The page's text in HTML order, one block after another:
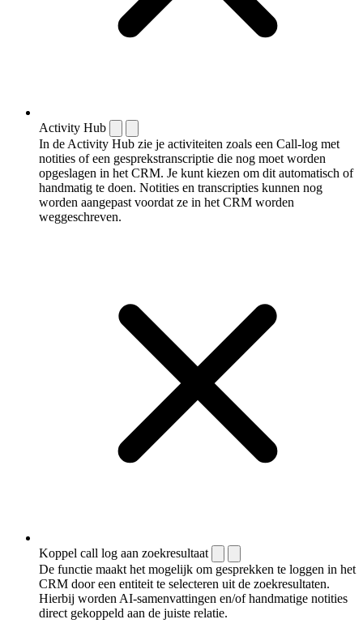
Activity Hub
In de Activity Hub zie je activiteiten zoals een Call-log met
notities of een gespreks­transcriptie die nog moet worden
opgeslagen in het CRM. Je kunt kiezen om dit automatisch of
handmatig te doen. Notities en transcripties kunnen nog
worden aangepast voordat ze in het CRM worden
weggeschreven.
Koppel call log aan zoekresultaat
De functie maakt het mogelijk om gesprekken te loggen in het
CRM door een entiteit te selecteren uit de zoekresultaten.
Hierbij worden AI-samenvattingen en/of handmatige notities
direct gekoppeld aan de juiste relatie.